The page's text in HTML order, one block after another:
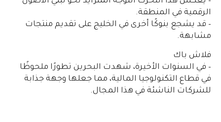
الرقمية في المنطقة.
– قد يشجع بنوكًا أخرى في الخليج على تقديم منتجات
مشابهة.
فلاش باك
– في السنوات الأخيرة، شهدت البحرين تطورًا ملحوظًا
في قطاع التكنولوجيا المالية، مما جعلها وجهة جذابة
للشركات الناشئة في هذا المجال.